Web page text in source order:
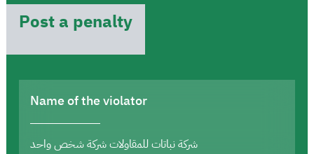
Post a penalty
Name of the violator
شركة نباتات للمقاولات شركة شخص واحد